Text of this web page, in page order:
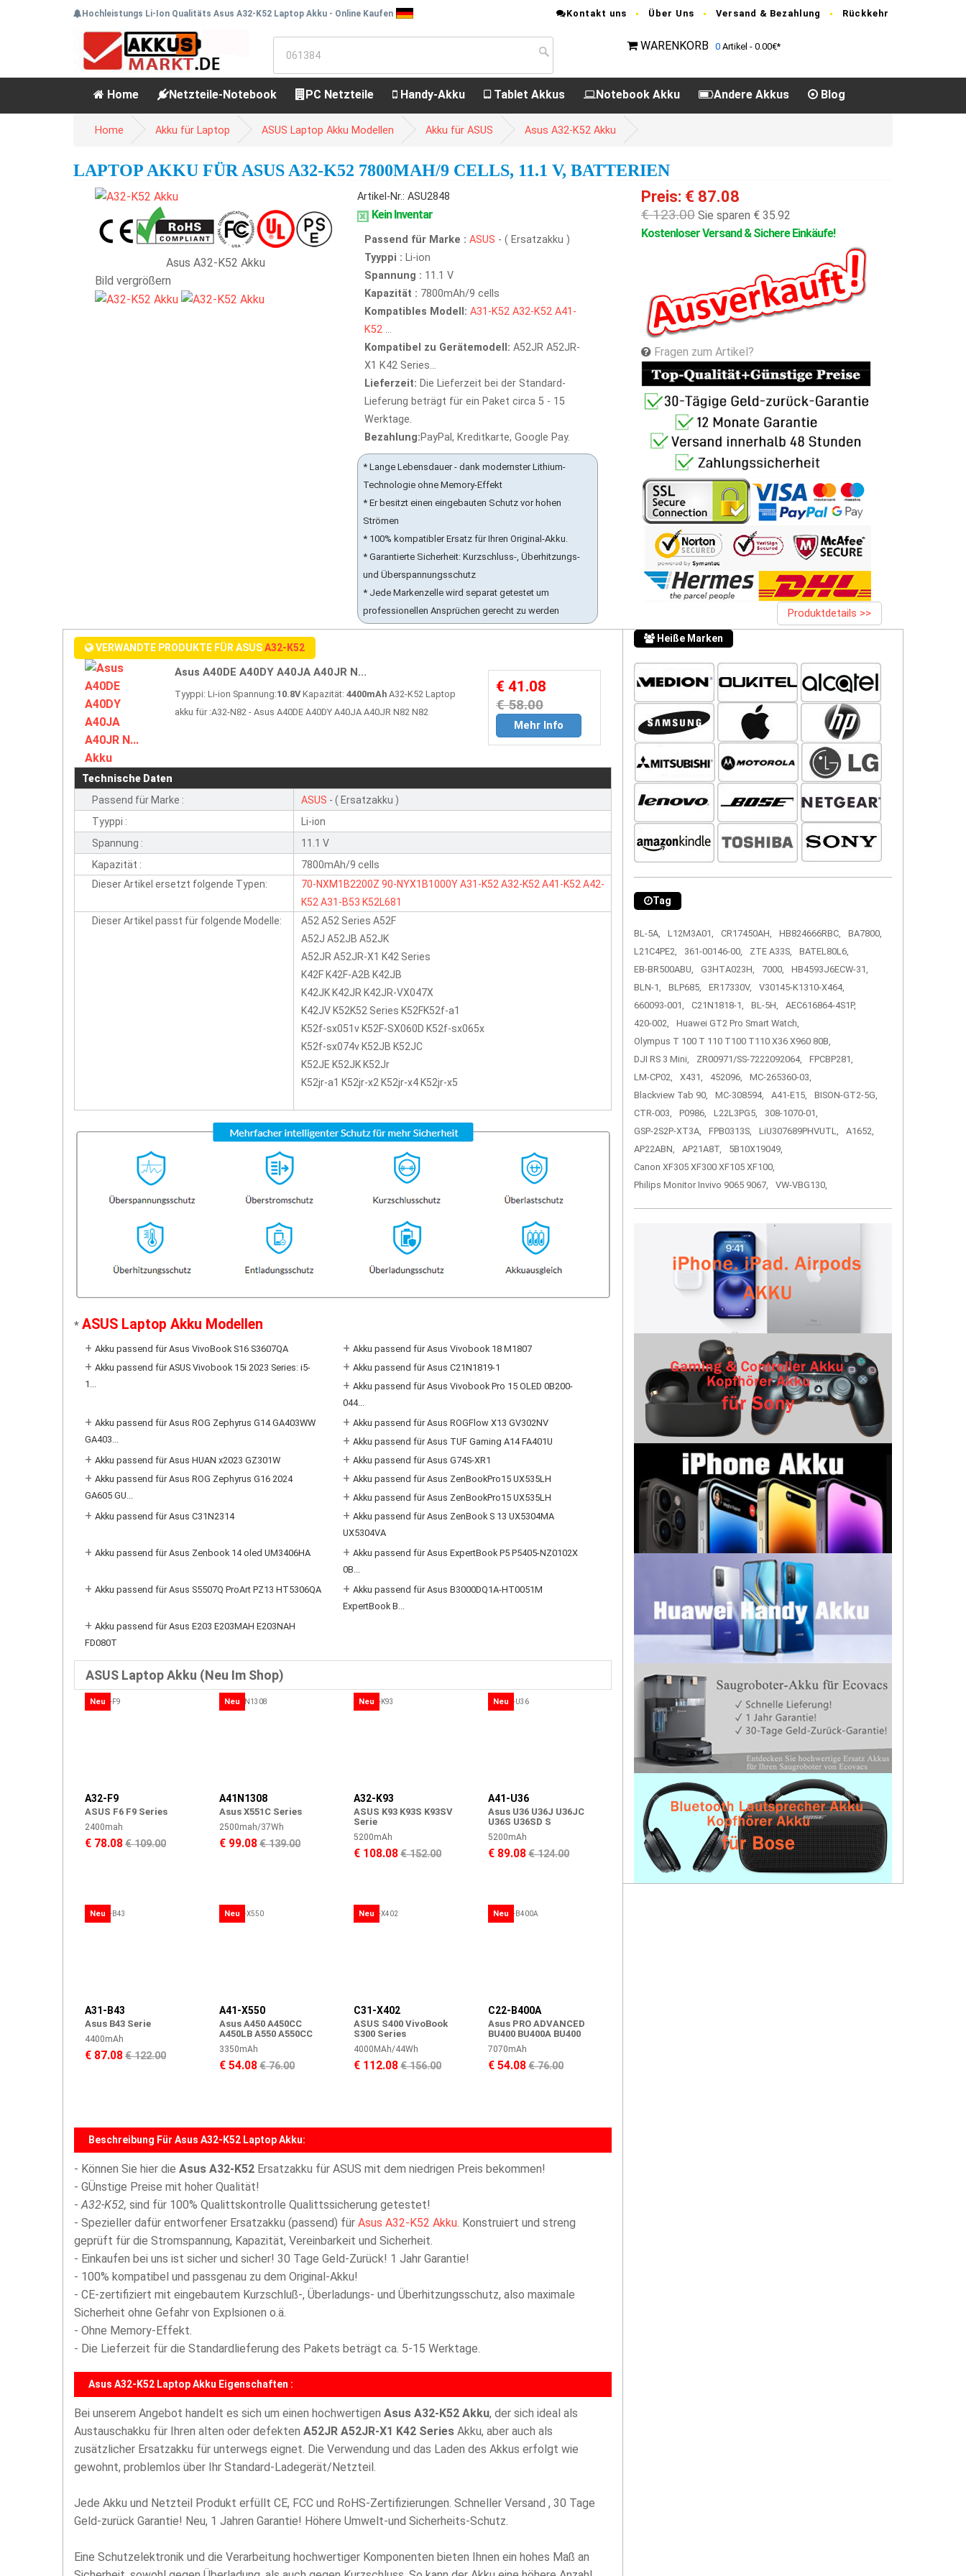
Hochleistungs Li-Ion Qualitäts Asus A32-K52 Laptop Akku - Online Kaufen Kontakt uns Über Uns Versand & Bezahlung Rückkehr
WARENKORB 0 Artikel - 0.00€*
Home Netzteile-Notebook PC Netzteile Handy-Akku Tablet Akkus Notebook Akku Andere Akkus Blog
Home Akku für Laptop ASUS Laptop Akku Modellen Akku für ASUS Asus A32-K52 Akku
LAPTOP AKKU FÜR ASUS A32-K52 7800MAH/9 CELLS, 11.1 V, BATTERIEN
Asus A32-K52 Akku
Bild vergrößern
Artikel-Nr.: ASU2848
Kein Inventar
Passend für Marke : ASUS - ( Ersatzakku )
Tyyppi : Li-ion
Spannung : 11.1 V
Kapazität : 7800mAh/9 cells
Kompatibles Modell: A31-K52 A32-K52 A41-
K52 ...
Kompatibel zu Gerätemodell: A52JR A52JR-
X1 K42 Series...
Lieferzeit: Die Lieferzeit bei der Standard-
Lieferung beträgt für ein Paket circa 5 - 15
Werktage.
Bezahlung:PayPal, Kreditkarte, Google Pay.
* Lange Lebensdauer - dank modernster Lithium-
Technologie ohne Memory-Effekt
* Er besitzt einen eingebauten Schutz vor hohen
Strömen
* 100% kompatibler Ersatz für Ihren Original-Akku.
* Garantierte Sicherheit: Kurzschluss-, Überhitzungs-
und Überspannungsschutz
* Jede Markenzelle wird separat getestet um
professionellen Ansprüchen gerecht zu werden
Preis: € 87.08
€ 123.00 Sie sparen € 35.92
Kostenloser Versand & Sichere Einkäufe!
Fragen zum Artikel?
Produktdetails >>
VERWANDTE PRODUKTE FÜR ASUSA32-K52
Asus A40DE A40DY A40JA A40JR N...
Tyyppi: Li-ion Spannung:10.8VKapazität: 4400mAhA32-K52 Laptop
akku für :A32-N82 - Asus A40DE A40DY A40JA A40JR N82 N82
€ 41.08
€ 58.00
Mehr Info
Technische Daten
Passend für Marke :
ASUS - ( Ersatzakku )
Tyyppi :
Li-ion
Spannung :
11.1 V
Kapazität :
7800mAh/9 cells
Dieser Artikel ersetzt folgende Typen:
70-NXM1B2200Z 90-NYX1B1000Y A31-K52 A32-K52 A41-K52 A42-
K52 A31-B53 K52L681
Dieser Artikel passt für folgende Modelle:
A52 A52 Series A52F
A52J A52JB A52JK
A52JR A52JR-X1 K42 Series
K42F K42F-A2B K42JB
K42JK K42JR K42JR-VX047X
K42JV K52K52 Series K52FK52f-a1
K52f-sx051v K52F-SX060D K52f-sx065x
K52f-sx074v K52JB K52JC
K52JE K52JK K52Jr
K52jr-a1 K52jr-x2 K52jr-x4 K52jr-x5
* ASUS Laptop Akku Modellen
+ Akku passend für Asus VivoBook S16 S3607QA +Akku passend für Asus Vivobook 18 M1807
+ Akku passend für ASUS Vivobook 15i 2023 Series: i5-
1...
+Akku passend für Asus C21N1819-1
+Akku passend für Asus Vivobook Pro 15 OLED 0B200-
044...
+ Akku passend für Asus ROG Zephyrus G14 GA403WW
GA403...
+Akku passend für Asus ROGFlow X13 GV302NV
+Akku passend für Asus TUF Gaming A14 FA401U
+ Akku passend für Asus HUAN x2023 GZ301W +Akku passend für Asus G74S-XR1
+ Akku passend für Asus ROG Zephyrus G16 2024
GA605 GU...
+Akku passend für Asus ZenBookPro15 UX535LH
+Akku passend für Asus ZenBookPro15 UX535LH
+ Akku passend für Asus C31N2314 +Akku passend für Asus ZenBook S 13 UX5304MA
UX5304VA
+ Akku passend für Asus Zenbook 14 oled UM3406HA +Akku passend für Asus ExpertBook P5 P5405-NZ0102X
0B...
+ Akku passend für Asus S5507Q ProArt PZ13 HT5306QA +Akku passend für Asus B3000DQ1A-HT0051M
ExpertBook B...
+ Akku passend für Asus E203 E203MAH E203NAH
FD080T
ASUS Laptop Akku (Neu Im Shop)
Neu
A32-F9
ASUS F6 F9 Series
2400mah
€ 78.08€ 109.00
Neu
A41N1308
Asus X551C Series
2500mah/37Wh
€ 99.08€ 139.00
Neu
A32-K93
ASUS K93 K93S K93SV
Serie
5200mAh
€ 108.08€ 152.00
Neu
A41-U36
Asus U36 U36J U36JC
U36S U36SD S
5200mAh
€ 89.08€ 124.00
Neu
A31-B43
Asus B43 Serie
4400mAh
€ 87.08€ 122.00
Neu
A41-X550
Asus A450 A450CC
A450LB A550 A550CC
3350mAh
€ 54.08€ 76.00
Neu
C31-X402
ASUS S400 VivoBook
S300 Series
4000MAh/44Wh
€ 112.08€ 156.00
Neu
C22-B400A
Asus PRO ADVANCED
BU400 BU400A BU400
7070mAh
€ 54.08€ 76.00
Beschreibung Für Asus A32-K52 Laptop Akku:
- Können Sie hier die Asus A32-K52 Ersatzakku für ASUS mit dem niedrigen Preis bekommen!
- GÜnstige Preise mit hoher Qualität!
-A32-K52, sind für 100% Qualittskontrolle Qualittssicherung getestet!
- Spezieller dafür entworfener Ersatzakku (passend) für Asus A32-K52 Akku. Konstruiert und streng
geprüft für die Stromspannung, Kapazität, Vereinbarkeit und Sicherheit.
- Einkaufen bei uns ist sicher und sicher! 30 Tage Geld-Zurück! 1 Jahr Garantie!
- 100% kompatibel und passgenau zu dem Original-Akku!
- CE-zertifiziert mit eingebautem Kurzschluß-, Überladungs- und Überhitzungsschutz, also maximale
Sicherheit ohne Gefahr von Explsionen o.ä.
- Ohne Memory-Effekt.
- Die Lieferzeit für die Standardlieferung des Pakets beträgt ca. 5-15 Werktage.
Asus A32-K52 Laptop Akku Eigenschaften :
Bei unserem Angebot handelt es sich um einen hochwertigen Asus A32-K52 Akku, der sich ideal als
Austauschakku für Ihren alten oder defekten A52JR A52JR-X1 K42 Series Akku, aber auch als
zusätzlicher Ersatzakku für unterwegs eignet. Die Verwendung und das Laden des Akkus erfolgt wie
gewohnt, problemlos über Ihr Standard-Ladegerät/Netzteil.
Jede Akku und Netzteil Produkt erfüllt CE, FCC und RoHS-Zertifizierungen. Schneller Versand , 30 Tage
Geld-zurück Garantie! Neu, 1 Jahren Garantie! Höhere Umwelt-und Sicherheits-Schutz.
Eine Schutzelektronik und die Verarbeitung hochwertiger Komponenten bieten Ihnen ein hohes Maß an
Heiße Marken
Tag
BL-5A, L12M3A01, CR17450AH, HB824666RBC,
BA7800,
L21C4PE2,
361-00146-00, ZTE A33S,
BATEL80L6,
EB-BR500ABU,
G3HTA023H, 7000,
HB4593J6ECW-31,
BLN-1,
BLP685, ER17330V,
V30145-K1310-X464,
660093-001,
C21N1818-1, BL-5H,
AEC616864-4S1P,
420-002,
Huawei GT2 Pro Smart Watch,
Olympus T 100 T 110 T100 T110 X36 X960 80B,
DJI RS 3 Mini,
ZR00971/SS-7222092064,
FPCBP281,
LM-CP02,
X431, 452096,
MC-265360-03,
Blackview Tab 90,
MC-308594, A41-E15,
BISON-GT2-5G,
CTR-003,
P0986, L22L3PG5,
308-1070-01,
GSP-2S2P-XT3A,
FPB0313S, LiU307689PHVUTL,
A1652,
AP22ABN,
AP21A8T,
5B10X19049,
Canon XF305 XF300 XF105 XF100,
Philips Monitor Invivo 9065 9067,
VW-VBG130,